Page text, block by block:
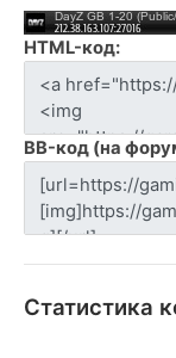
HTML-код:
BB-код (на
Статистика